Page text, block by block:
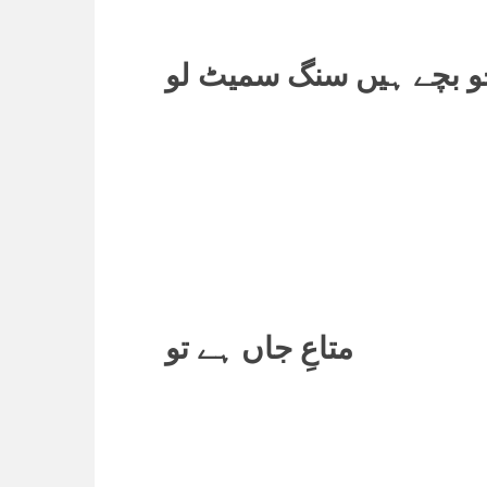
بچے ہیں سنگ سمیٹ لو
متاعِ جاں ہے تو